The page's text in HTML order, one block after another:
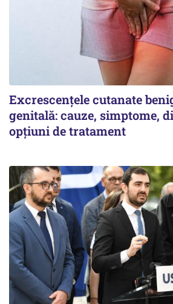
Excrescențele cutanate
genitală: cauze, simptome,
opțiuni de tratament